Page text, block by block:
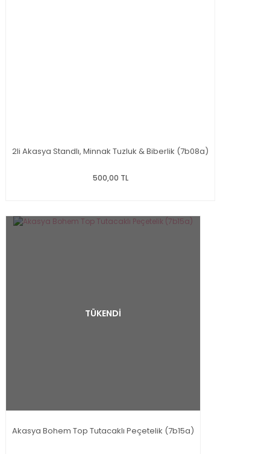
2li Akasya Standlı, Minnak Tuzluk & Biberlik (7b08a)
500,00 TL
TÜKENDİ
Akasya Bohem Top Tutacaklı Peçetelik (7b15a)